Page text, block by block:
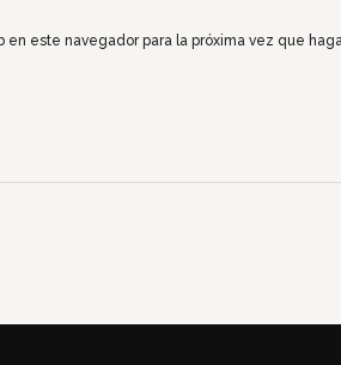
este navegador para la próxima vez que